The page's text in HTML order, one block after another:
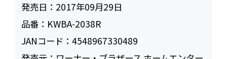
発売日： 2017年09月29日
品番： KWBA-2038R
JANコード：4548967330489